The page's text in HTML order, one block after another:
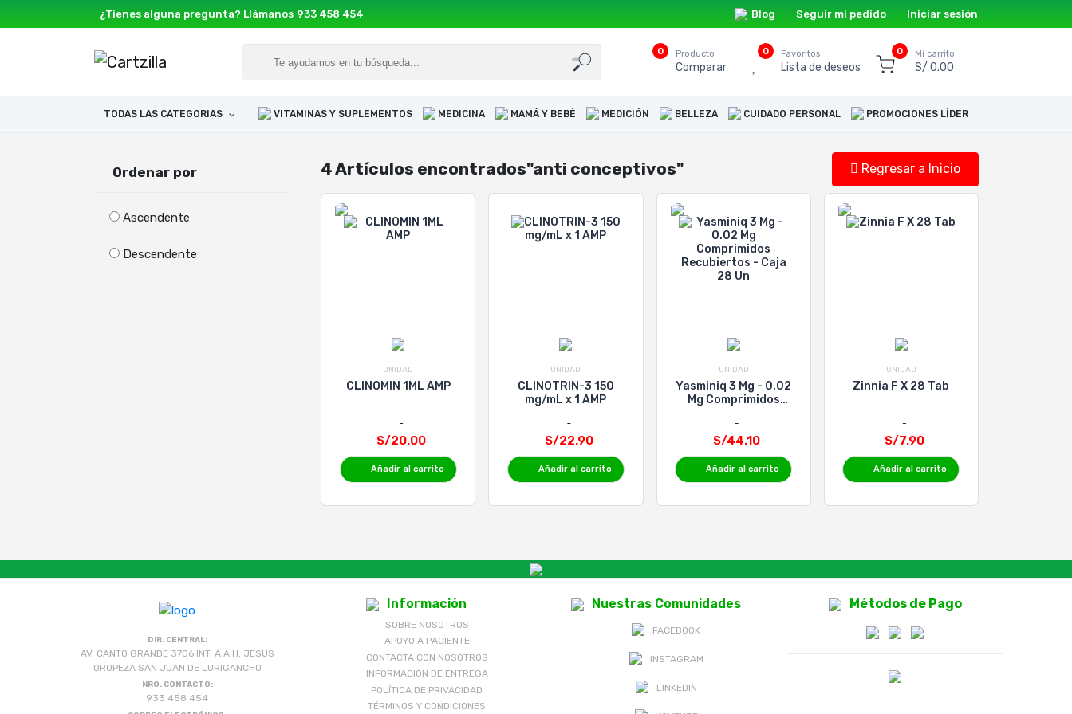
¿Tienes alguna pregunta? Llámanos 933 458 454 Blog Seguir mi pedido Iniciar sesión
0 Producto
Comparar
0 Favoritos
Lista de deseos
0 Mi carrito
S/ 0.00
TODAS LAS CATEGORIAS VITAMINAS Y SUPLEMENTOS MEDICINA MAMÁ Y BEBÉ MEDICIÓN BELLEZA CUIDADO PERSONAL PROMOCIONES LÍDER
Ordenar por
Ascendente
Descendente
4 Artículos encontrados"anti conceptivos" Regresar a Inicio
UNIDAD
CLINOMIN 1ML AMP
S/20.00
Añadir al carrito
UNIDAD
CLINOTRIN-3 150
mg/mL x 1 AMP
S/22.90
Añadir al carrito
UNIDAD
Yasminiq 3 Mg - 0.02
Mg Comprimidos
28 Un
S/44.10
Añadir al carrito
UNIDAD
Zinnia F X 28 Tab
S/7.90
Añadir al carrito
DIR. CENTRAL:
AV. CANTO GRANDE 3706 INT. A A.H. JESUS
OROPEZA SAN JUAN DE LURIGANCHO
NRO. CONTACTO:
933 458 454
Información
SOBRE NOSOTROS
APOYO A PACIENTE
CONTACTA CON NOSOTROS
INFORMACIÓN DE ENTREGA
POLÍTICA DE PRIVACIDAD
TÉRMINOS Y CONDICIONES
Nuestras Comunidades
FACEBOOK
INSTAGRAM
LINKEDIN
Métodos de Pago